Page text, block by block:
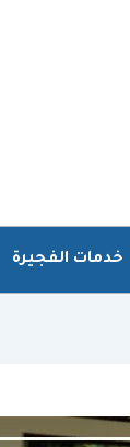
خدمات الفجيرة